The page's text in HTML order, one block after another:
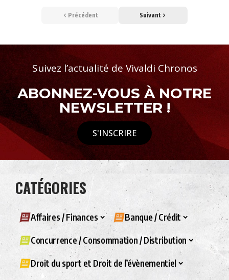
Précédent Suivant
Suivez l’actualité de Vivaldi Chronos
ABONNEZ-VOUS À NOTRE
NEWSLETTER !
S'INSCRIRE
CATÉGORIES
Affaires / Finances Banque / Crédit
Concurrence / Consommation / Distribution
Droit du sport et Droit de l’évènementiel